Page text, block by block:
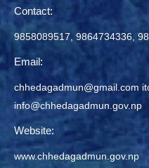
Contact:
9858089517, 9864734336,
Email:
chhedagadmun@gmail.com
info@chhedagadmun.gov.np
Website:
www.chhedagadmun.gov.np